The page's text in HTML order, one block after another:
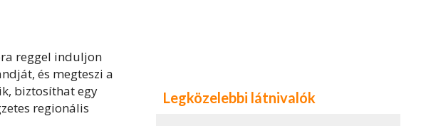
reggel induljon
és megteszi a
biztosíthat egy
regionális
Legközelebbi látnivalók